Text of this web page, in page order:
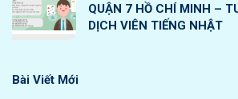
QUẬN 7 HỒ CHÍ MINH –
DỊCH VIÊN TIẾNG NHẬT
Bài Viết Mới